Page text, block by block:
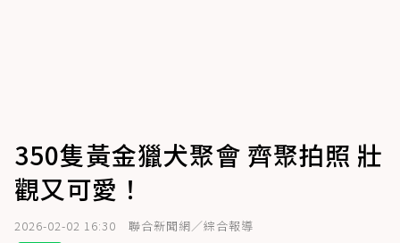
350隻黃金獵犬聚會 齊聚拍照 壯
觀又可愛！
2026-02-02 16:30 聯合新聞網／綜合報導